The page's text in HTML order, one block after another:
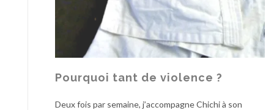
Pourquoi tant de violence ?
Deux fois par semaine, j’accompagne Chichi à son